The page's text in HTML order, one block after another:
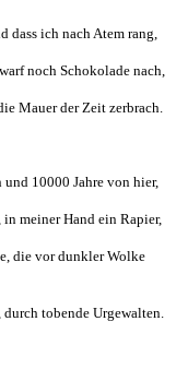
ich nach Atem rang,
noch Schokolade nach,
Mauer der Zeit zerbrach.
10000 Jahre von hier,
meiner Hand ein Rapier,
die vor dunkler Wolke
tobende Urgewalten.